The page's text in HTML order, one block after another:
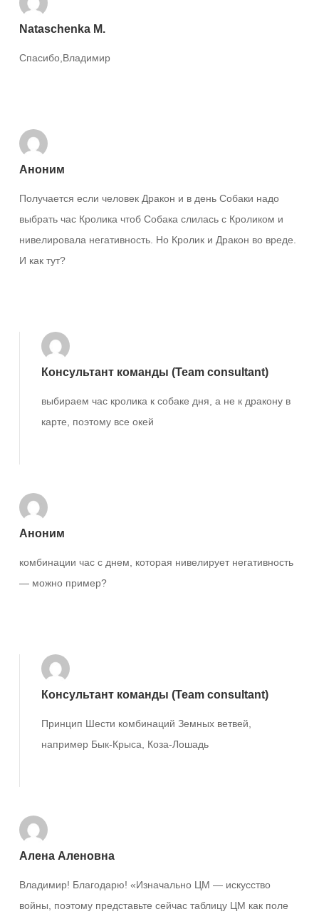
Nataschenka М.
Спасибо,Владимир
Аноним
Получается если человек Дракон и в день Собаки надо
выбрать час Кролика чтоб Собака слилась с Кроликом и
нивелировала негативность. Но Кролик и Дракон во вреде.
И как тут?
Консультант команды (Team consultant)
выбираем час кролика к собаке дня, а не к дракону в
карте, поэтому все окей
Аноним
комбинации час с днем, которая нивелирует негативность
— можно пример?
Консультант команды (Team consultant)
Принцип Шести комбинаций Земных ветвей,
например Бык-Крыса, Коза-Лошадь
Алена Аленовна
Владимир! Благодарю! «Изначально ЦМ — искусство
войны, поэтому представьте сейчас таблицу ЦМ как поле